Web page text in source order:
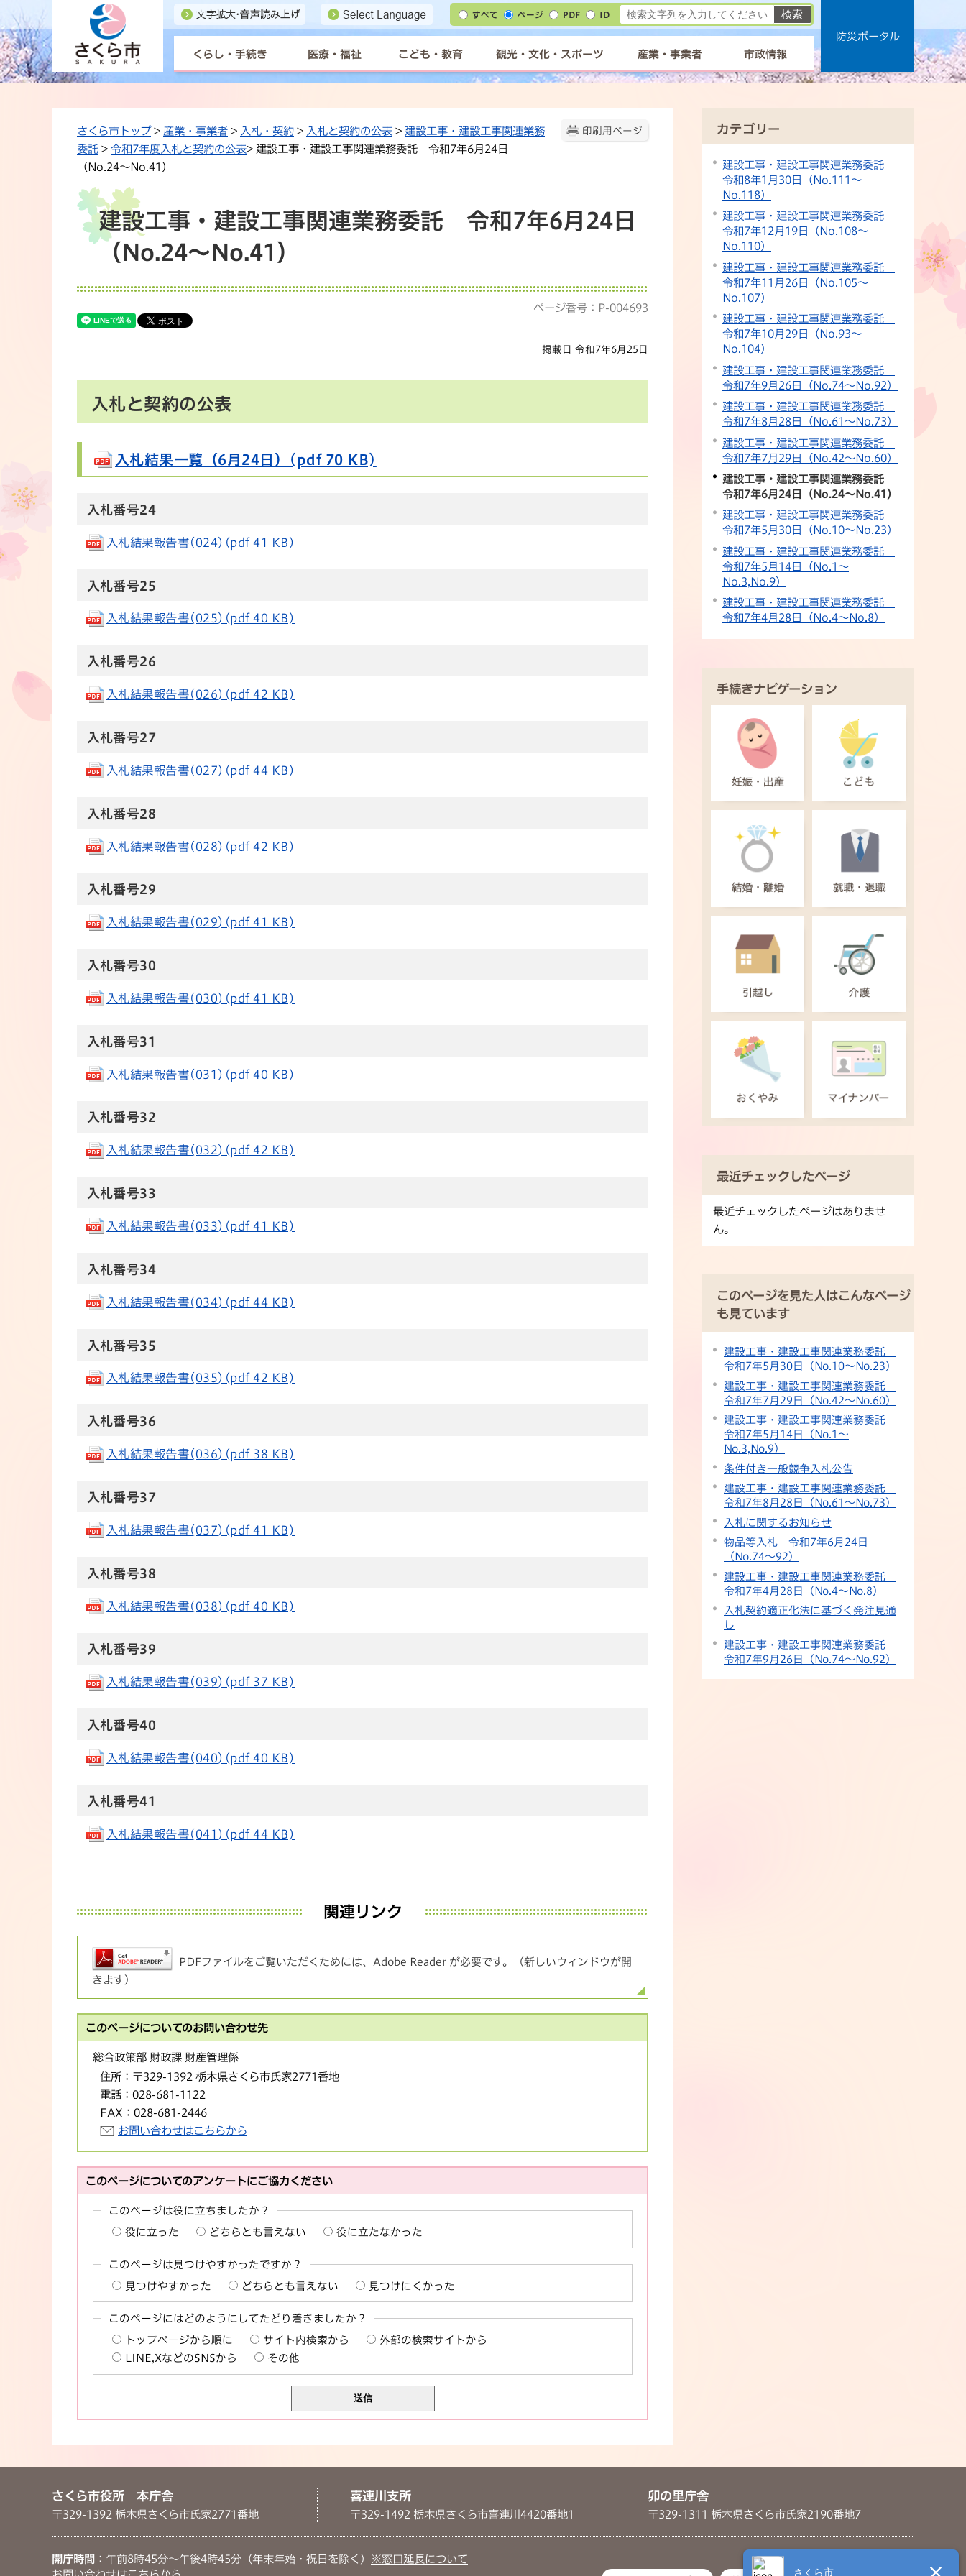
すべて ページ PDF ID
くらし・手続き 医療・福祉 こども・教育 観光・文化・スポーツ 産業・事業者 市政情報
防災ポータル
印刷用ページ
さくら市トップ> 産業・事業者 > 入札・契約 > 入札と契約の公表 > 建設工事・建設工事関連業務
委託 > 令和7年度入札と契約の公表> 建設工事・建設工事関連業務委託 令和7年6月24日
（No.24〜No.41）
建設工事・建設工事関連業務委託 令和7年6月24日
（No.24〜No.41）
ページ番号：P-004693
掲載日 令和7年6月25日
入札と契約の公表
入札結果一覧（6月24日）(pdf 70 KB)
入札番号24
入札結果報告書(024)(pdf 41 KB)
入札番号25
入札結果報告書(025)(pdf 40 KB)
入札番号26
入札結果報告書(026)(pdf 42 KB)
入札番号27
入札結果報告書(027)(pdf 44 KB)
入札番号28
入札結果報告書(028)(pdf 42 KB)
入札番号29
入札結果報告書(029)(pdf 41 KB)
入札番号30
入札結果報告書(030)(pdf 41 KB)
入札番号31
入札結果報告書(031)(pdf 40 KB)
入札番号32
入札結果報告書(032)(pdf 42 KB)
入札番号33
入札結果報告書(033)(pdf 41 KB)
入札番号34
入札結果報告書(034)(pdf 44 KB)
入札番号35
入札結果報告書(035)(pdf 42 KB)
入札番号36
入札結果報告書(036)(pdf 38 KB)
入札番号37
入札結果報告書(037)(pdf 41 KB)
入札番号38
入札結果報告書(038)(pdf 40 KB)
入札番号39
入札結果報告書(039)(pdf 37 KB)
入札番号40
入札結果報告書(040)(pdf 40 KB)
入札番号41
入札結果報告書(041)(pdf 44 KB)
関連リンク
PDFファイルをご覧いただくためには、Adobe Reader が必要です。（新しいウィンドウが開
きます）
このページについてのお問い合わせ先
総合政策部 財政課 財産管理係
住所： 〒329-1392 栃木県さくら市氏家2771番地
電話： 028-681-1122
FAX： 028-681-2446
お問い合わせはこちらから
このページについてのアンケートにご協力ください
このページは役に立ちましたか？
役に立った どちらとも言えない 役に立たなかった
このページは見つけやすかったですか？
見つけやすかった どちらとも言えない 見つけにくかった
このページにはどのようにしてたどり着きましたか？
トップページから順に サイト内検索から
外部の検索サイトから
LINE,XなどのSNSから
その他
カテゴリー
建設工事・建設工事関連業務委託
令和8年1月30日（No.111〜
No.118）
建設工事・建設工事関連業務委託
令和7年12月19日（No.108〜
No.110）
建設工事・建設工事関連業務委託
令和7年11月26日（No.105〜
No.107）
建設工事・建設工事関連業務委託
令和7年10月29日（No.93〜
No.104）
建設工事・建設工事関連業務委託
令和7年9月26日（No.74〜No.92）
建設工事・建設工事関連業務委託
令和7年8月28日（No.61〜No.73）
建設工事・建設工事関連業務委託
令和7年7月29日（No.42〜No.60）
建設工事・建設工事関連業務委託
令和7年6月24日（No.24〜No.41）
建設工事・建設工事関連業務委託
令和7年5月30日（No.10〜No.23）
建設工事・建設工事関連業務委託
令和7年5月14日（No.1〜
No.3,No.9）
建設工事・建設工事関連業務委託
令和7年4月28日（No.4〜No.8）
手続きナビゲーション
最近チェックしたページ
最近チェックしたページはありませ
ん。
このページを見た人はこんなページ
も見ています
建設工事・建設工事関連業務委託
令和7年5月30日（No.10〜No.23）
建設工事・建設工事関連業務委託
令和7年7月29日（No.42〜No.60）
建設工事・建設工事関連業務委託
令和7年5月14日（No.1〜
No.3,No.9）
条件付き一般競争入札公告
建設工事・建設工事関連業務委託
令和7年8月28日（No.61〜No.73）
入札に関するお知らせ
物品等入札 令和7年6月24日
（No.74～92）
建設工事・建設工事関連業務委託
令和7年4月28日（No.4〜No.8）
入札契約適正化法に基づく発注見通
し
建設工事・建設工事関連業務委託
令和7年9月26日（No.74〜No.92）
さくら市役所 本庁舎
〒329-1392 栃木県さくら市氏家2771番地
喜連川支所
〒329-1492 栃木県さくら市喜連川4420番地1
卯の里庁舎
〒329-1311 栃木県さくら市氏家2190番地7
開庁時間 ：午前8時45分～午後4時45分（年末年始・祝日を除く）
※窓口延長について
お問い合わせはこちらから